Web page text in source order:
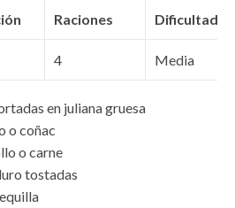
Raciones Dificultad
4
Media
en juliana gruesa
o coñac
o carne
tostadas